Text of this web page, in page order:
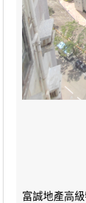
富誠地產高